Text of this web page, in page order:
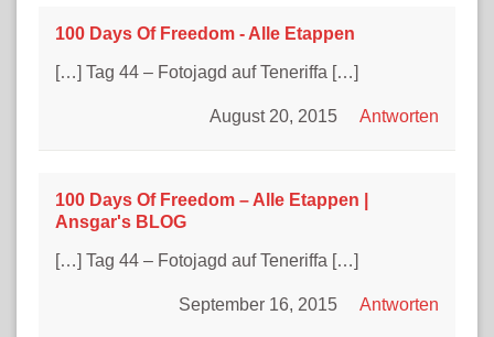
100 Days Of Freedom - Alle Etappen
[…] Tag 44 – Fotojagd auf Teneriffa […]
Antworten
August 20, 2015
100 Days Of Freedom – Alle Etappen |
Ansgar's BLOG
[…] Tag 44 – Fotojagd auf Teneriffa […]
Antworten
September 16, 2015